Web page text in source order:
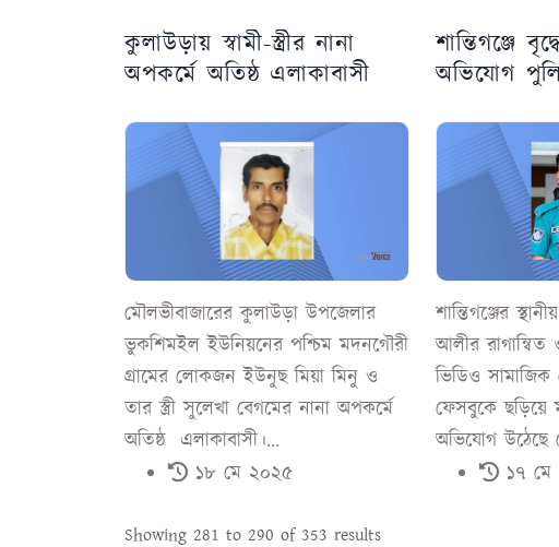
কুলাউড়ায় স্বামী-স্ত্রীর নানা
অপকর্মে অতিষ্ঠ এলাকাবাসী
মৌলভীবাজারের কুলাউড়া উপজেলার
ভুকশিমইল ইউনিয়নের পশ্চিম মদনগৌরী
গ্রামের লোকজন ইউনুছ মিয়া মিনু ও
তার স্ত্রী সুলেখা বেগমের নানা অপকর্মে
অতিষ্ঠ এলাকাবাসী।...
১৮ মে ২০২৫
শান্তিগঞ্জে
অভিযোগ
শান্তিগঞ্জের
আলীর রাগান্বিত
ভিডিও
ফেসবুকে ছড়িয়ে
অভিযোগ উঠেছে
১৭
Showing 281 to 290 of353 results